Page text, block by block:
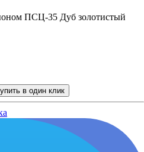
ПСЦ-35 Дуб золотистый